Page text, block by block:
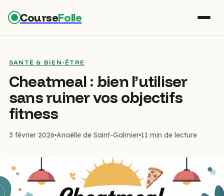
CourseFolle
SANTÉ & BIEN-ÊTRE
Cheatmeal : bien l’utiliser
sans ruiner vos objectifs
fitness
3 février 2026
·
Anaëlle de Saint-Galmier
·
11 min de lecture